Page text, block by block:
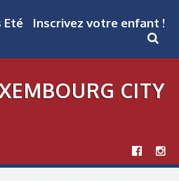
Eté Inscrivez votre enfant !
CITY